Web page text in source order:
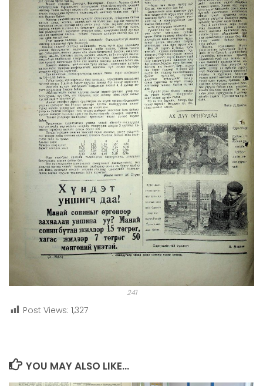
241
Post Views: 1,327
YOU MAY ALSO LIKE...